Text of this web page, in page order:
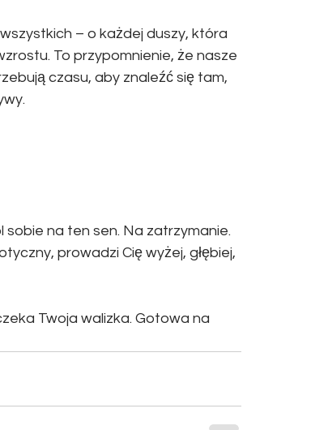
– o każdej duszy, która
To przypomnienie, że nasze
czasu, aby znaleźć się tam,
sobie na ten sen. Na zatrzymanie.
prowadzi Cię wyżej, głębiej,
Twoja walizka. Gotowa na